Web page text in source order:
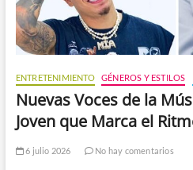
ENTRETENIMIENTO GÉNEROS Y ESTILOS
Nuevas Voces de la
Joven que Marca el
6 julio 2026 No hay comentarios